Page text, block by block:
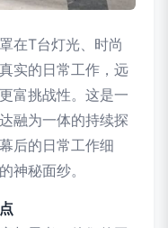
在T台灯光、时尚
实的日常工作，远
富挑战性。这是一
融为一体的持续探
后的日常工作细
神秘面纱。